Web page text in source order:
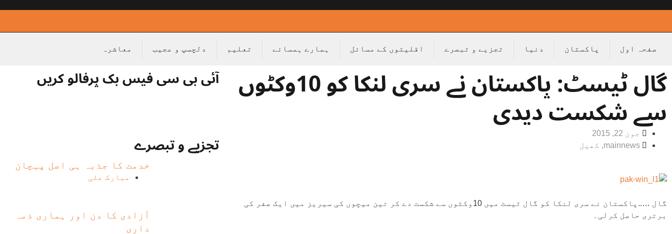
صفحہ اول پاکستان دنیا تجزیے و تبصرے اقلیتوں کے مسائل ہمارے ہمسائے تعلیم دلچسپ و عجیب معاشرہ
گال ٹیسٹ: پاکستان نے سری لنکا کو 10وکٹوں
سے شکست دیدی
جون 22, 2015
mainnews
, کھیل
گال …..پاکستان نے سری لنکا کو گال ٹیسٹ میں 10وکٹوں سے شکست دے کر تین میچوں کی سیریز میں ایک صفر کی
برتری حاصل کرلی۔
آئی بی سی فیس بک پرفالو کریں
تجزیے و تبصرے
خدمت کا جذبہ ہی اصل پہچان
مبارک علی
آزادی کا دن اور ہماری ذمہ
داری